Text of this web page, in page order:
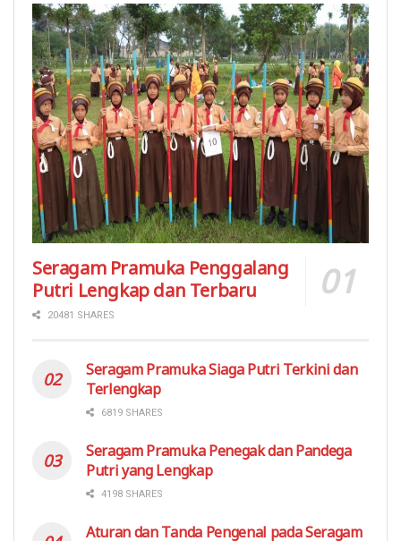
Seragam Pramuka Penggalang
Putri Lengkap dan Terbaru
20481 SHARES
Seragam Pramuka Siaga Putri Terkini dan
Terlengkap
6819 SHARES
Seragam Pramuka Penegak dan Pandega
Putri yang Lengkap
4198 SHARES
Aturan dan Tanda Pengenal pada Seragam